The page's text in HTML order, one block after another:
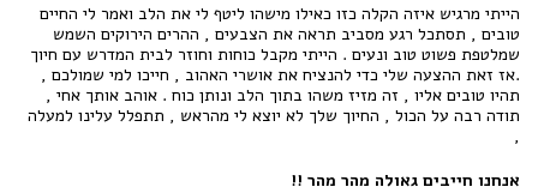
הייתי מרגיש איזה הקלה כזו כאילו מישהו ליטף לי את הלב ואמר לי החיים
טובים , תסתכל רגע מסביב תראה את הצבעים , ההרים הירוקים השמש
שמלטפת פשוט טוב ונעים . הייתי מקבל כוחות וחוזר לבית המדרש עם חיוך
.אז זאת ההצעה שלי כדי להנציח את אושרי האהוב , חייכו למי שמולכם ,
תהיו טובים אליו , זה מזיז משהו בתוך הלב ונותן כוח . אוהב אותך אחי ,
תודה רבה על הכול , החיוך שלך לא יוצא לי מהראש , תתפלל עלינו למעלה
,
אנחנו חייבים גאולה מהר מהר !!